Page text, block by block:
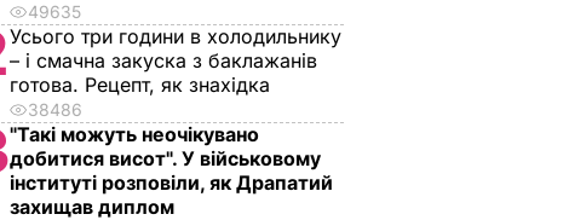
49635
Усього три години в холодильнику
– і смачна закуска з баклажанів
готова. Рецепт, як знахідка
38486
"Такі можуть неочікувано
добитися висот". У військовому
інституті розповіли, як Драпатий
захищав диплом